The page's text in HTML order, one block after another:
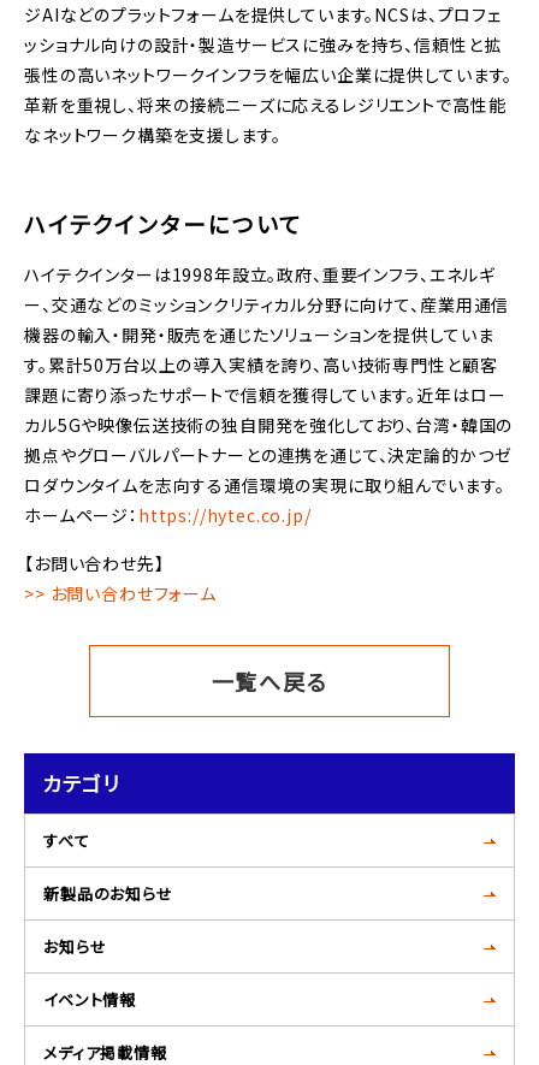
カテゴリ
すべて
新製品のお知らせ
お知らせ
イベント情報
メディア掲載情報
ジAIなどのプラットフォームを提供しています。NCSは、プロフェ
ッショナル向けの設計・製造サービスに強みを持ち、信頼性と拡
張性の高いネットワークインフラを幅広い企業に提供しています。
革新を重視し、将来の接続ニーズに応えるレジリエントで高性能
なネットワーク構築を支援します。
ハイテクインターについて
ハイテクインターは1998年設立。政府、重要インフラ、エネルギ
ー、交通などのミッションクリティカル分野に向けて、産業用通信
機器の輸入・開発・販売を通じたソリューションを提供していま
す。累計50万台以上の導入実績を誇り、高い技術専門性と顧客
課題に寄り添ったサポートで信頼を獲得しています。近年はロー
カル5Gや映像伝送技術の独自開発を強化しており、台湾・韓国の
拠点やグローバルパートナーとの連携を通じて、決定論的かつゼ
ロダウンタイムを志向する通信環境の実現に取り組んでいます。
ホームページ： https://hytec.co.jp/
【お問い合わせ先】
>> お問い合わせフォーム
一覧へ戻る